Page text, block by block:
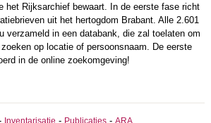
het Rijksarchief bewaart. In de eerste fase richt
uit het hertogdom Brabant. Alle 2.601
verzameld in een databank, die zal toelaten om
op locatie of persoonsnaam. De eerste
in de online zoekomgeving!
Inventarisatie - Publicaties- ARA